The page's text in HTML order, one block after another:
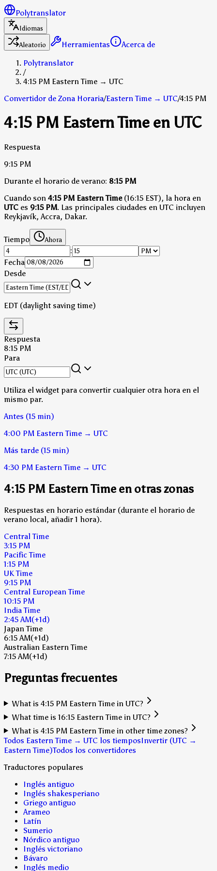
Polytranslator
Idiomas
Aleatorio
Herramientas
Acerca de
Polytranslator
/
4:15 PM Eastern Time → UTC
Convertidor de Zona Horaria/Eastern Time → UTC/4:15 PM
4:15 PM Eastern Time en UTC
Respuesta
9:15 PM
Durante el horario de verano: 8:15 PM
Cuando son 4:15 PM Eastern Time(16:15 EST), la hora en
UTC es 9:15 PM. Las principales ciudades en UTC incluyen
Reykjavík, Accra, Dakar.
Tiempo Ahora
:
Fecha
Desde
EDT (daylight saving time)
Respuesta
8:15 PM
Para
Utiliza el widget para convertir cualquier otra hora en el
mismo par.
Antes (15 min)
4:00 PM Eastern Time → UTC
Más tarde (15 min)
4:30 PM Eastern Time → UTC
4:15 PM Eastern Time en otras zonas
Respuestas en horario estándar (durante el horario de
verano local, añadir 1 hora).
Central Time
3:15 PM
Pacific Time
1:15 PM
UK Time
9:15 PM
Central European Time
10:15 PM
India Time
2:45 AM(+1d)
Japan Time
6:15 AM(+1d)
Australian Eastern Time
7:15 AM(+1d)
Preguntas frecuentes
What is 4:15 PM Eastern Time in UTC?
What time is 16:15 Eastern Time in UTC?
What is 4:15 PM Eastern Time in other time zones?
Todos Eastern Time → UTC los tiemposInvertir (UTC →
Eastern Time)Todos los convertidores
Traductores populares
Inglés antiguo
Inglés shakesperiano
Griego antiguo
Arameo
Latín
Sumerio
Nórdico antiguo
Inglés victoriano
Bávaro
Inglés medio